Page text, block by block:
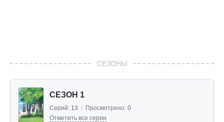
СЕЗОНЫ
СЕЗОН 1
Серий: 13 / Просмотрено: 0
Отметить все серии